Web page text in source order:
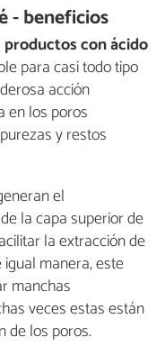
- beneficios
productos con ácido
para casi todo tipo
acción
en los poros
y restos
el
la capa superior de
la extracción de
manera, este
manchas
veces estas están
de los poros.